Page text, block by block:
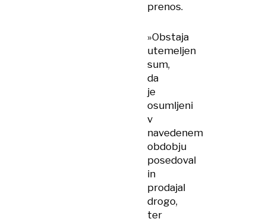
prenos.
»Obstaja
utemeljen
sum,
da
je
osumljeni
v
navedenem
obdobju
posedoval
in
prodajal
drogo,
ter